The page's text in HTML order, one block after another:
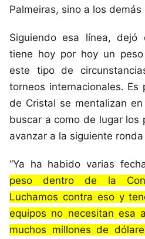
Palmeiras, sino a los
Siguiendo esa línea,
tiene hoy por hoy un
este tipo de
torneos internacionales.
de Cristal se mentalizan
buscar a como de lugar los
avanzar a la siguiente
“Ya ha habido varias
peso dentro de la
Luchamos contra eso y
equipos no necesitan esa
muchos millones de